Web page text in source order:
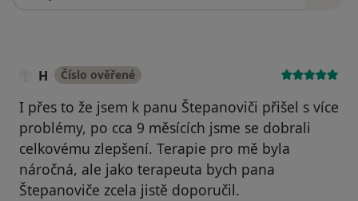
H Číslo ověřené
I přes to že jsem k panu Štepanoviči přišel s více
problémy, po cca 9 měsících jsme se dobrali
celkovému zlepšení. Terapie pro mě byla
náročná, ale jako terapeuta bych pana
Štepanoviče zcela jistě doporučil.